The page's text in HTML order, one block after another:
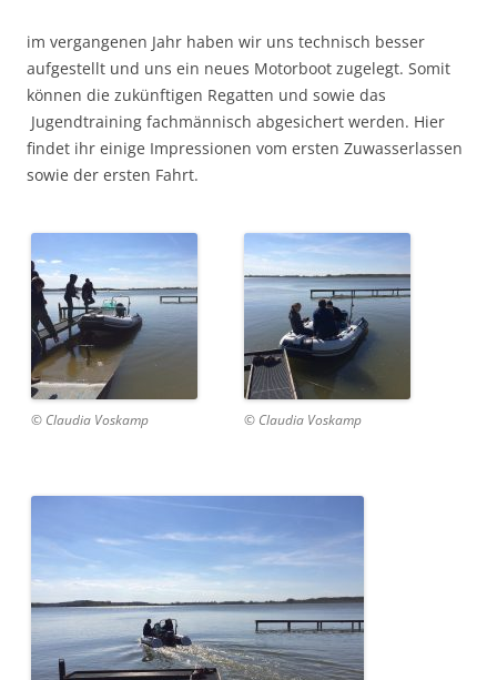
im vergangenen Jahr haben wir uns technisch besser
aufgestellt und uns ein neues Motorboot zugelegt. Somit
können die zukünftigen Regatten und sowie das
Jugendtraining fachmännisch abgesichert werden. Hier
findet ihr einige Impressionen vom ersten Zuwasserlassen
sowie der ersten Fahrt.
© Claudia Voskamp © Claudia Voskamp